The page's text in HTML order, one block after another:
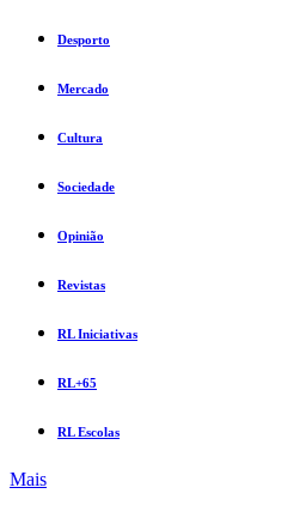
Desporto
Mercado
Cultura
Sociedade
Opinião
Revistas
RL Iniciativas
RL+65
RL Escolas
Mais